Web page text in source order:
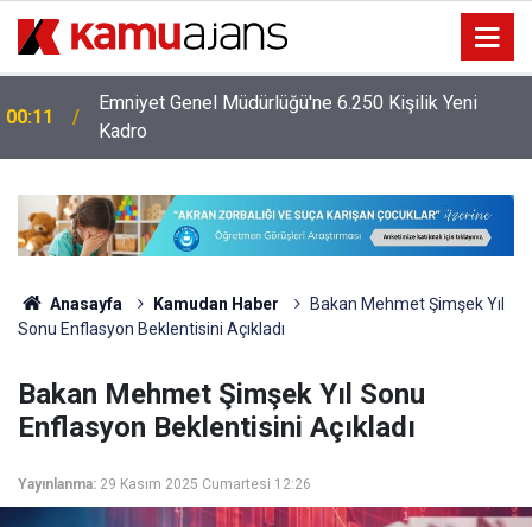
00:11
Emniyet Genel Müdürlüğü'ne 6.250 Kişilik Yeni
Kadro
Anasayfa Kamudan Haber
Bakan Mehmet Şimşek Yıl
Sonu Enflasyon Beklentisini Açıkladı
Bakan Mehmet Şimşek Yıl Sonu
Enflasyon Beklentisini Açıkladı
Yayınlanma: 29 Kasım 2025 Cumartesi 12:26